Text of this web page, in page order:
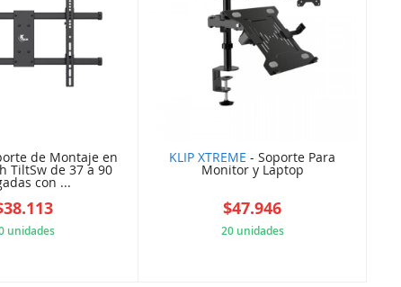
de Montaje en
TiltSw de 37 a 90
con ...
unidades
KLIP XTREME - Soporte Para
Monitor y Laptop
$47.946
20 unidades